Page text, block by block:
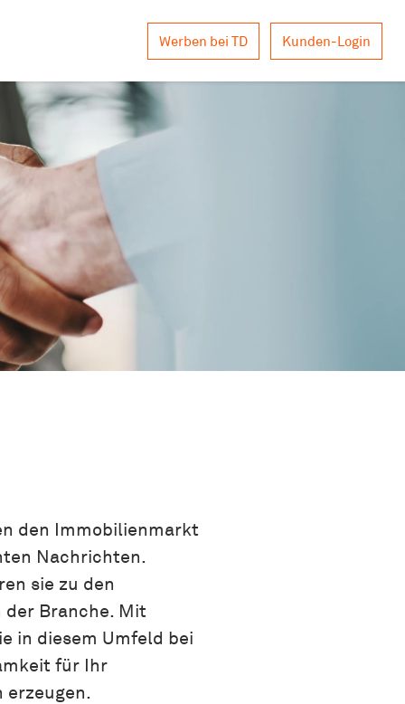
Werben bei TD Kunden-Login
den Immobilienmarkt
Nachrichten.
sie zu den
Branche. Mit
in diesem Umfeld bei
für Ihr
erzeugen.